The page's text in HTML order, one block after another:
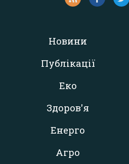
Новини
Публікації
Еко
Здоров'я
Енерго
Агро